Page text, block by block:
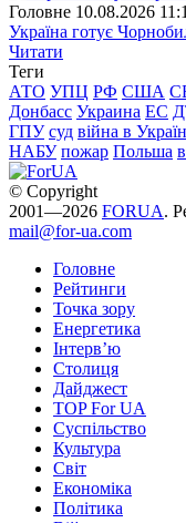
Головне 10.08.2026
Україна готує
Читати
Теги
АТО УПЦ РФ США
Донбасс Украина ЕС
ГПУ суд війна в
НАБУ пожар Польша
© Copyright
2001—2026 FORUA.
mail@for-ua.com
Головне
Рейтинги
Точка зору
Енергетика
Інтерв’ю
Столиця
Дайджест
TOP For UA
Суспiльство
Культура
Світ
Економіка
Політика